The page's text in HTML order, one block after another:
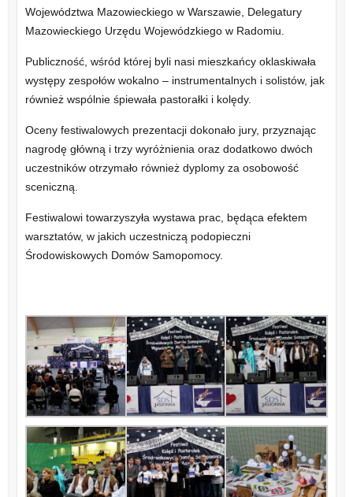
Województwa Mazowieckiego w Warszawie, Delegatury
Mazowieckiego Urzędu Wojewódzkiego w Radomiu.
Publiczność, wśród której byli nasi mieszkańcy oklaskiwała
występy zespołów wokalno – instrumentalnych i solistów, jak
również wspólnie śpiewała pastorałki i kolędy.
Oceny festiwalowych prezentacji dokonało jury, przyznając
nagrodę główną i trzy wyróżnienia oraz dodatkowo dwóch
uczestników otrzymało również dyplomy za osobowość
sceniczną.
Festiwalowi towarzyszyła wystawa prac, będąca efektem
warsztatów, w jakich uczestniczą podopieczni
Środowiskowych Domów Samopomocy.